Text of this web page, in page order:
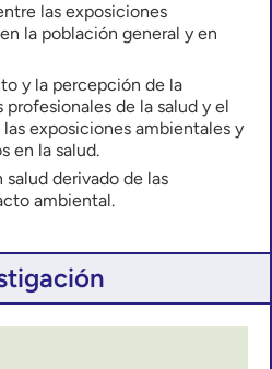
las exposiciones
la población general y en
y la percepción de la
de la salud y el
exposiciones ambientales y
en la salud.
derivado de las
ambiental.